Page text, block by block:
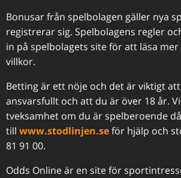
Bonusar från spelbolagen gäller nya
registrerar sig. Spelbolagens regler
in på spelbolagets site för att läsa
villkor.
Betting är ett nöje och det är viktigt
ansvarsfullt och att du är över 18 år.
tveksamhet om du är spelberoende
till www.stodlinjen.seför hjälp och
81 91 00.
Odds Online är en site för